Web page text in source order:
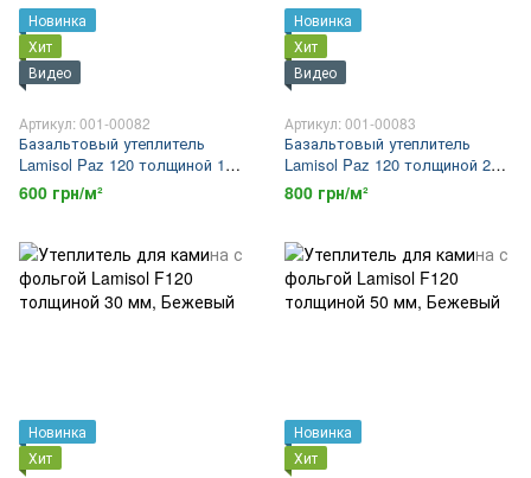
Новинка
Хит
Видео
Артикул: 001-00082
Базальтовый утеплитель
Lamisol Paz 120 толщиной 150
мм
600 грн/м²
Новинка
Хит
Видео
Артикул: 001-00083
Базальтовый утеплитель
Lamisol Paz 120 толщиной 200
мм
800 грн/м²
Новинка
Хит
Новинка
Хит